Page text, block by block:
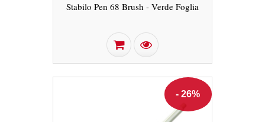
Stabilo Pen 68 Brush - Verde Foglia
- 26%